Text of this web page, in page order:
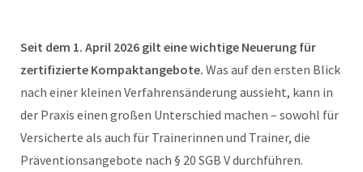
Seit dem 1. April 2026 gilt eine wichtige Neuerung für
zertifizierte Kompaktangebote. Was auf den ersten Blick
nach einer kleinen Verfahrensänderung aussieht, kann in
der Praxis einen großen Unterschied machen – sowohl für
Versicherte als auch für Trainerinnen und Trainer, die
Präventionsangebote nach § 20 SGB V durchführen.